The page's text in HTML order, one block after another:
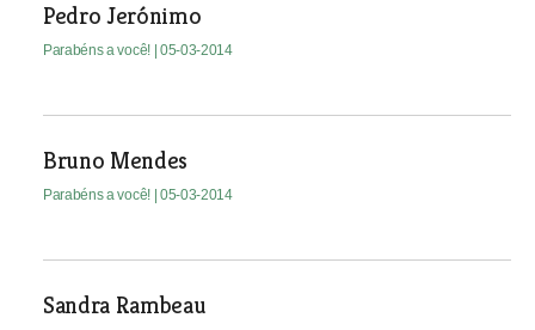
Pedro Jerónimo
Parabéns a você! | 05-03-2014
Bruno Mendes
Parabéns a você! | 05-03-2014
Sandra Rambeau